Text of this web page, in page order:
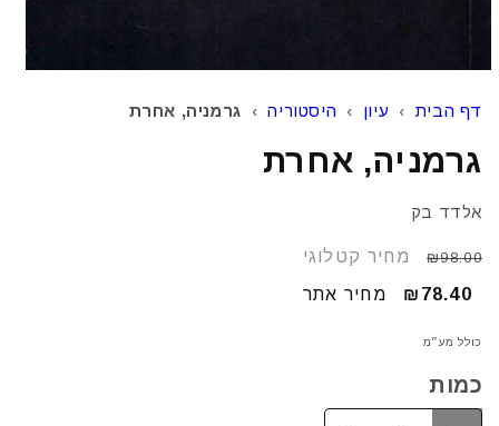
דף הבית › עיון › היסטוריה › גרמניה, אחרת
גרמניה, אחרת
אלדד בק
מחיר קטלוגי
מחיר
רגיל
₪98.00
מחיר אתר
מחיר
₪78.40
כולל מע״מ
כמות